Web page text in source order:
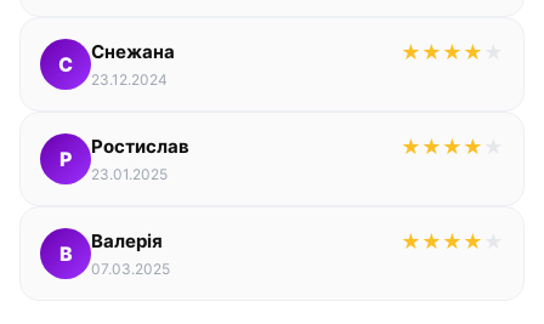
С
Снежана ★ ★ ★ ★
23.12.2024
Р
Ростислав ★ ★ ★ ★
23.01.2025
В
Валерія ★ ★ ★ ★
07.03.2025